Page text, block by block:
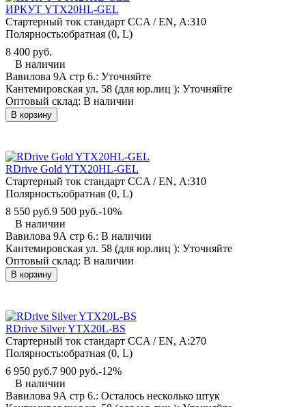
ИРКУТ YTX20HL-GEL
Стартерный ток стандарт CCA / EN, А:310
Полярность:обратная (0, L)
8 400 руб.
В наличии
Вавилова 9А стр 6.: Уточняйте
Кантемировская ул. 58 (для юр.лиц ): Уточняйте
Оптовый склад: В наличии
В корзину
RDrive Gold YTX20HL-GEL
Стартерный ток стандарт CCA / EN, А:310
Полярность:обратная (0, L)
8 550 руб.9 500 руб.-10%
В наличии
Вавилова 9А стр 6.: В наличии
Кантемировская ул. 58 (для юр.лиц ): Уточняйте
Оптовый склад: В наличии
В корзину
RDrive Silver YTX20L-BS
Стартерный ток стандарт CCA / EN, А:270
Полярность:обратная (0, L)
6 950 руб.7 900 руб.-12%
В наличии
Вавилова 9А стр 6.: Осталось несколько штук